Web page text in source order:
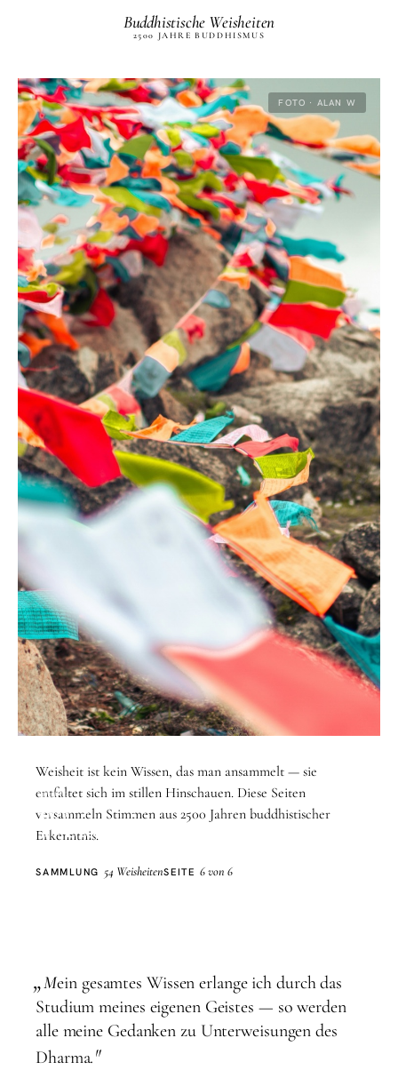
Buddhistische Weisheiten
2500 JAHRE BUDDHISMUS
Thema
Weisheit
FOTO · ALAN W
Weisheit ist kein Wissen, das man ansammelt — sie
entfaltet sich im stillen Hinschauen. Diese Seiten
versammeln Stimmen aus 2500 Jahren buddhistischer
Erkenntnis.
SAMMLUNG 54 WeisheitenSEITE 6 von 6
„Mein gesamtes Wissen erlange ich durch das
Studium meines eigenen Geistes — so werden
alle meine Gedanken zu Unterweisungen des
Dharma."